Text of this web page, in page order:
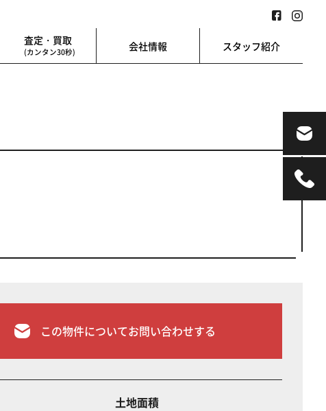
査定・買取
(カンタン30秒) 会社情報 スタッフ紹介
この物件についてお問い合わせする
土地面積